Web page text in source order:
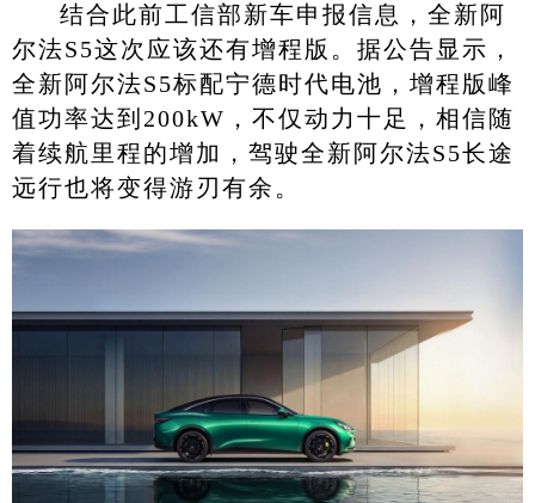
结合此前工信部新车申报信息，全新阿
尔法S5这次应该还有增程版。据公告显示，
全新阿尔法S5标配宁德时代电池，增程版峰
值功率达到200kW，不仅动力十足，相信随
着续航里程的增加，驾驶全新阿尔法S5长途
远行也将变得游刃有余。